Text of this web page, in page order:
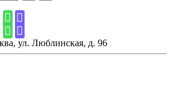
ул. Люблинская, д. 96